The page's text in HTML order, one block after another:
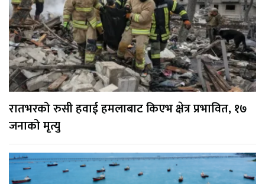
रातभरको रुसी हवाई हमलाबाट किएभ क्षेत्र प्रभावित, १७
जनाको मृत्यु